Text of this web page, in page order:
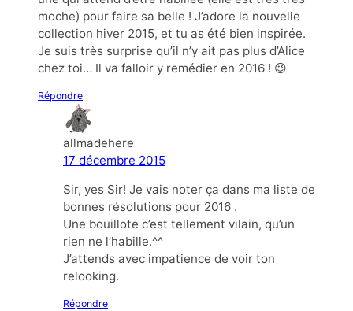
moche) pour faire sa belle ! J’adore la nouvelle
collection hiver 2015, et tu as été bien inspirée.
Je suis très surprise qu’il n’y ait pas plus d’Alice
chez toi… Il va falloir y remédier en 2016 ! 😉
Répondre
allmadehere
17 décembre 2015
Sir, yes Sir! Je vais noter ça dans ma liste de
bonnes résolutions pour 2016 .
Une bouillote c’est tellement vilain, qu’un
rien ne l’habille.^^
J’attends avec impatience de voir ton
relooking.
Répondre